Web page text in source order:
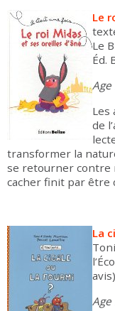
Le
Le
Éd.
Age
Les
de
transformer la
se retourner contre
cacher finit par être
La
Age